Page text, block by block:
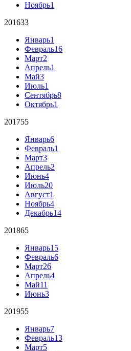
Ноябрь1
201633
Январь1
Февраль16
Март2
Апрель1
Май3
Июль1
Сентябрь8
Октябрь1
201755
Январь6
Февраль1
Март3
Апрель2
Июнь4
Июль20
Август1
Ноябрь4
Декабрь14
201865
Январь15
Февраль6
Март26
Апрель4
Май11
Июнь3
201955
Январь7
Февраль13
Март5